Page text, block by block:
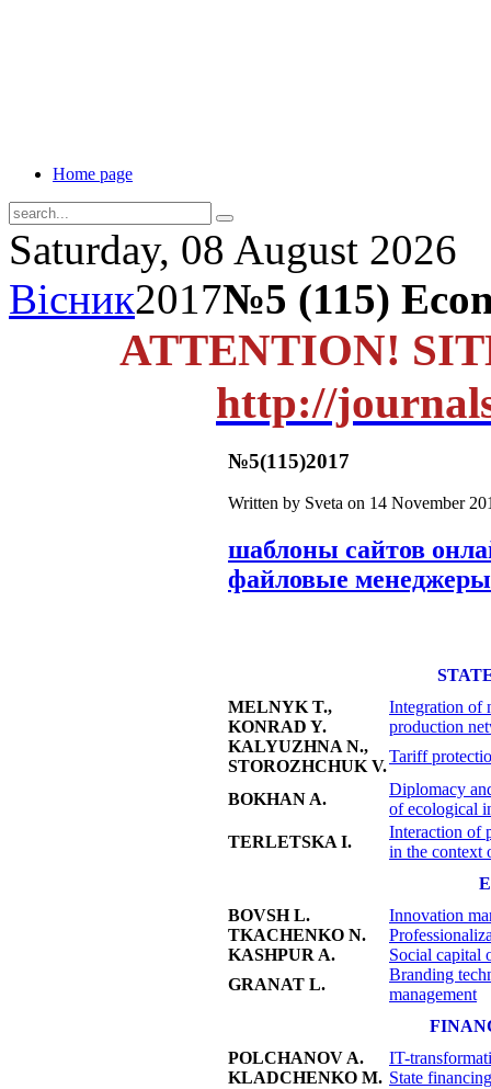
Home page
Saturday, 08 August 2026
Вісник2017№5 (115)
ATTENTION!
http://
№5(115)2017
Written by Sveta on 14 November
шаблоны сайтов
файловые
MELNYK T.,
KONRAD Y.
Integration of
production
KALYUZHNA N.,
STOROZHCHUK V.
Tariff
BOKHAN A.
Diplomacy
of ecological
TERLETSKA I.
Interaction of
in the context
BOVSH L.
Innovation
TKACHENKO N.
KASHPUR A.
Social capital
GRANAT L.
Branding
management
POLCHANOV A.
IT-
KLADCHENKO M. State